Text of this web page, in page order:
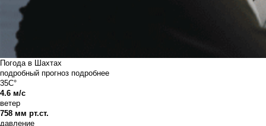
Погода в Шахтах
подробный прогноз подробнее
35C°
4.6 м/с
ветер
758 мм рт.ст.
давление